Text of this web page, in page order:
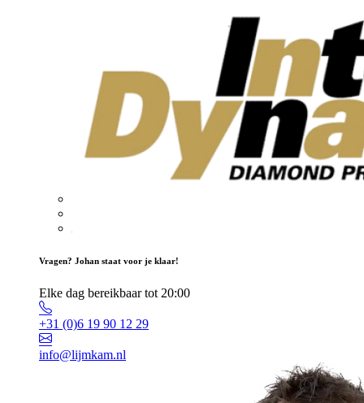
Vragen? Johan staat voor je klaar!
Elke dag bereikbaar tot 20:00
+31 (0)6 19 90 12 29
info@lijmkam.nl